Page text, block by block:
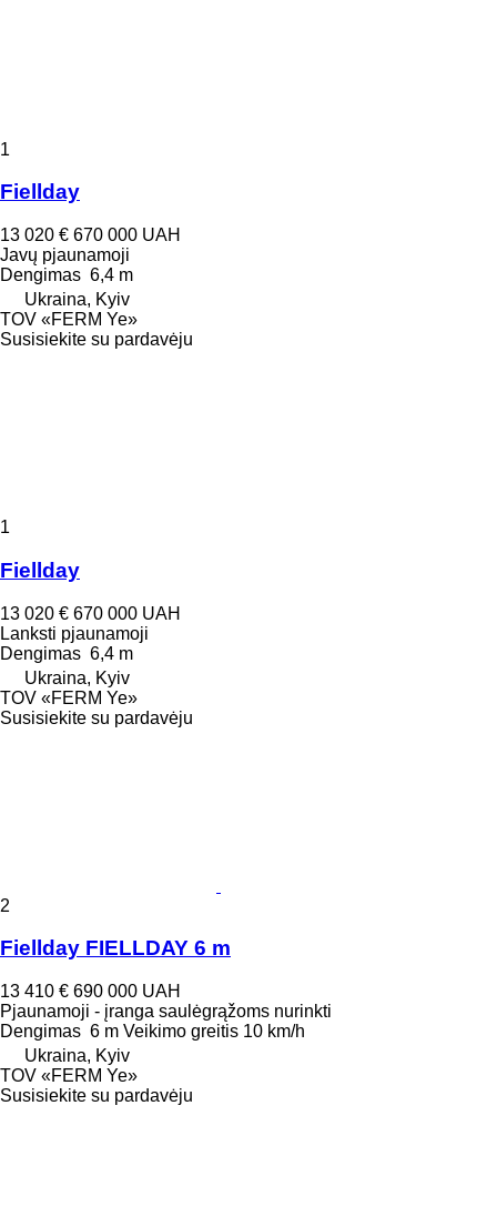
1
Fiellday
13 020 € 670 000 UAH
Javų pjaunamoji
Dengimas 6,4 m
Ukraina, Kyiv
TOV «FERM Ye»
Susisiekite su pardavėju
1
Fiellday
13 020 € 670 000 UAH
Lanksti pjaunamoji
Dengimas 6,4 m
Ukraina, Kyiv
TOV «FERM Ye»
Susisiekite su pardavėju
2
Fiellday FIELLDAY 6 m
13 410 € 690 000 UAH
Pjaunamoji - įranga saulėgrąžoms nurinkti
Dengimas 6 m Veikimo greitis 10 km/h
Ukraina, Kyiv
TOV «FERM Ye»
Susisiekite su pardavėju